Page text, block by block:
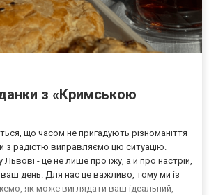
з «Кримською
що часом не пригадують різноманіття
з радістю виправляємо цю ситуацію.
Львові - це не лише про їжу, а й про настрій,
ваш день. Для нас це важливо, тому ми із
як може виглядати ваш ідеальний,